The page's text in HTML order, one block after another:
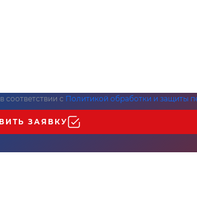
в соответствии с Политикой обработки и защиты
ЗАЯВКУ